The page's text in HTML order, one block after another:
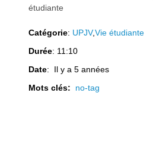
ll
étudiante
Catégorie: UPJV,Vie étudiante
Durée: 11:10
Date: Il y a 5 années
Mots clés: no-tag